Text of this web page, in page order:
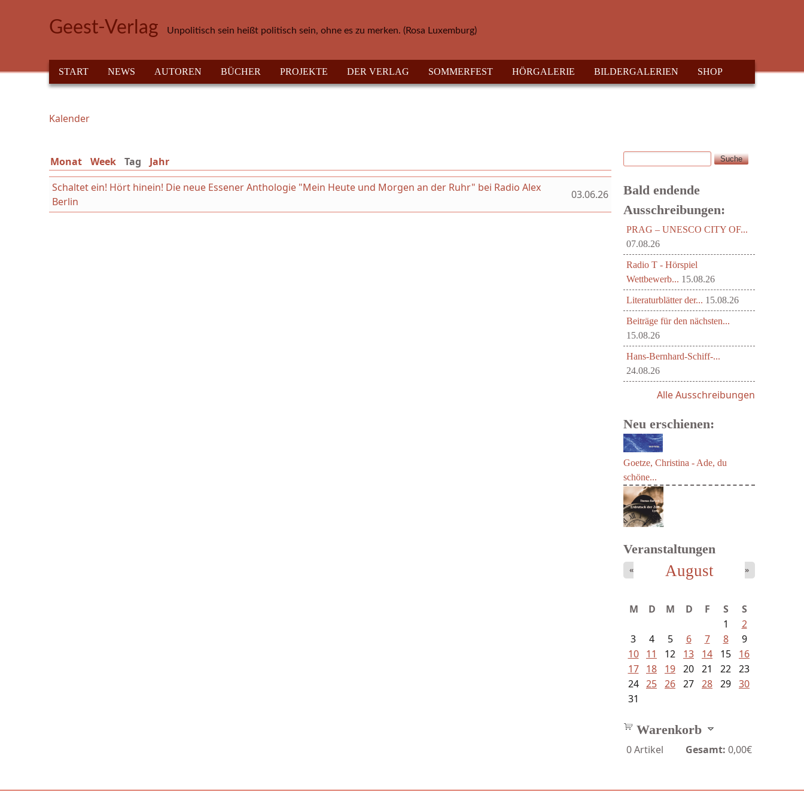
Geest-Verlag Unpolitisch sein heißt politisch sein, ohne es zu merken. (Rosa Luxemburg)
HAUPTMENÜ
START NEWS AUTOREN BÜCHER PROJEKTE DER VERLAG SOMMERFEST HÖRGALERIE BILDERGALERIEN SHOP
Sie sind hier
Kalender
Monat Week Tag (aktiver Reiter)
Jahr
Schaltet ein! Hört hinein! Die neue Essener Anthologie "Mein Heute und Morgen an der Ruhr" bei Radio Alex
Berlin
03.06.26
Suchformular
Suche
Bald endende
Ausschreibungen:
PRAG – UNESCO CITY OF...
07.08.26
Radio T - Hörspiel
Wettbewerb... 15.08.26
Literaturblätter der... 15.08.26
Beiträge für den nächsten...
15.08.26
Hans-Bernhard-Schiff-...
24.08.26
Alle Ausschreibungen
Neu erschienen:
Goetze, Christina - Ade, du
schöne...
Veranstaltungen
August
« »
M D M D F S
S
1
2
3
4 5 6 7 8
9
10
11 12 13 14 15
16
17
18 19 20 21 22 23
24 25 26 27 28 29 30
31
Warenkorb
0Artikel Gesamt: 0,00€